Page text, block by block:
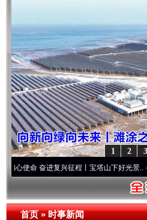
3
2
1
奋进复兴征程丨宝塔山下好光景..·[视频]因党
首页»时事新闻